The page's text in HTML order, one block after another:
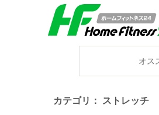
オス
カテゴリ： ストレッチ